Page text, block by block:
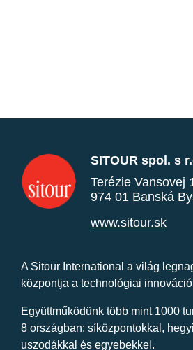
SITOUR spol. s
Terézie Vansovej
974 01 Banská
www.sitour.sk
A Sitour International a világ
központja a technológiai
Együttműködünk több mint 1000
8 országban: síközpontokkal,
uszodákkal és egyebekkel.